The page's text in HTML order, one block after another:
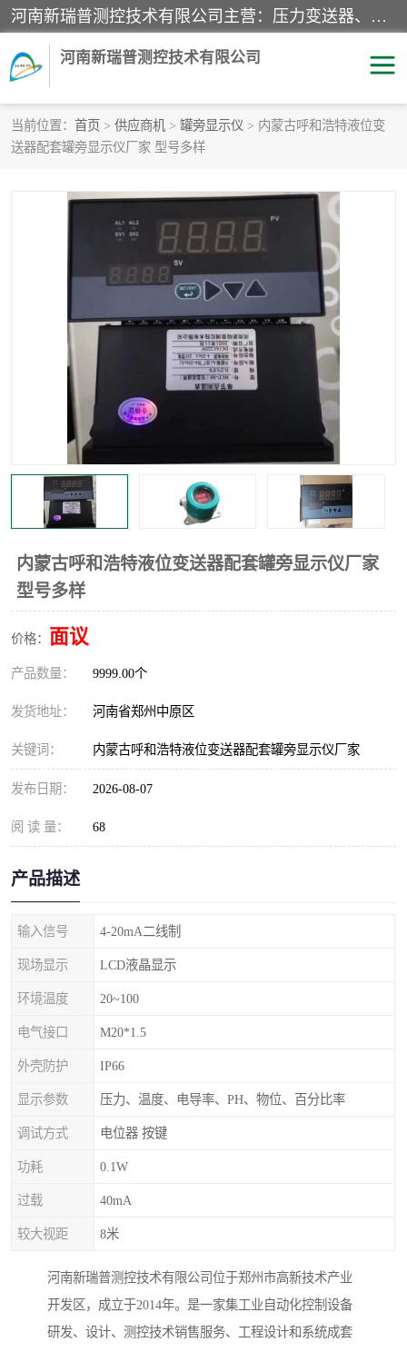
河南新瑞普测控技术有限公司主营：压力变送器、液位变送器、差压变送器、雷达料位计、电容物位计、温度显示控制仪表、电量变送器、流量计、工业自动化系统成套设备。
河南新瑞普测控技术有限公司
当前位置： 首页 > 供应商机 > 罐旁显示仪 > 内蒙古呼和浩特液位变
送器配套罐旁显示仪厂家 型号多样
内蒙古呼和浩特液位变送器配套罐旁显示仪厂家
型号多样
价格： 面议
产品数量： 9999.00个
发货地址： 河南省郑州中原区
关键词： 内蒙古呼和浩特液位变送器配套罐旁显示仪厂家
发布日期： 2026-08-07
阅 读 量： 68
产品描述
输入信号 4-20mA二线制
现场显示 LCD液晶显示
环境温度 20~100
电气接口 M20*1.5
外壳防护 IP66
显示参数 压力、温度、电导率、PH、物位、百分比率
调试方式 电位器 按键
功耗 0.1W
过载 40mA
较大视距 8米
河南新瑞普测控技术有限公司位于郑州市高新技术产业
开发区，成立于2014年。是一家集工业自动化控制设备
研发、设计、测控技术销售服务、工程设计和系统成套